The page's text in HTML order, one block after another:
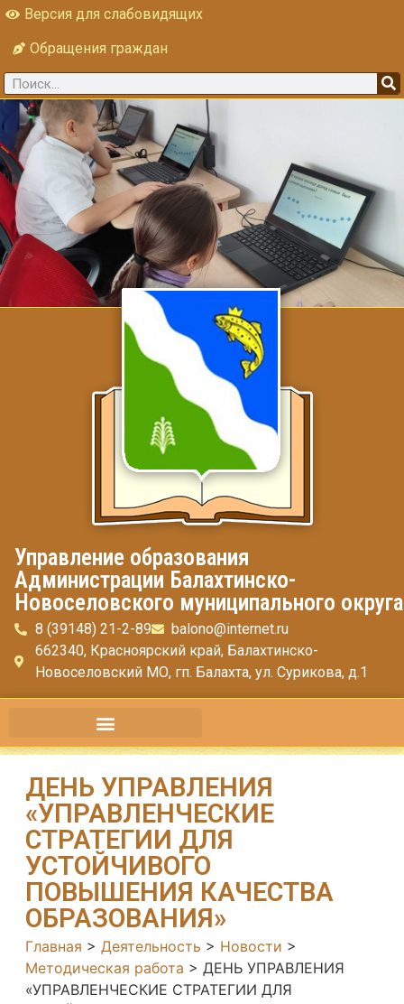
Версия для слабовидящих
Обращения граждан
Управление образования
Администрации Балахтинско-
Новоселовского муниципального округа
8 (39148) 21-2-89
balono@internet.ru
662340, Красноярский край, Балахтинско-
Новоселовский МО, гп. Балахта, ул. Сурикова, д.1
ДЕНЬ УПРАВЛЕНИЯ
«УПРАВЛЕНЧЕСКИЕ
СТРАТЕГИИ ДЛЯ
УСТОЙЧИВОГО
ПОВЫШЕНИЯ КАЧЕСТВА
ОБРАЗОВАНИЯ»
Главная > Деятельность > Новости >
Методическая работа > ДЕНЬ УПРАВЛЕНИЯ
«УПРАВЛЕНЧЕСКИЕ СТРАТЕГИИ ДЛЯ